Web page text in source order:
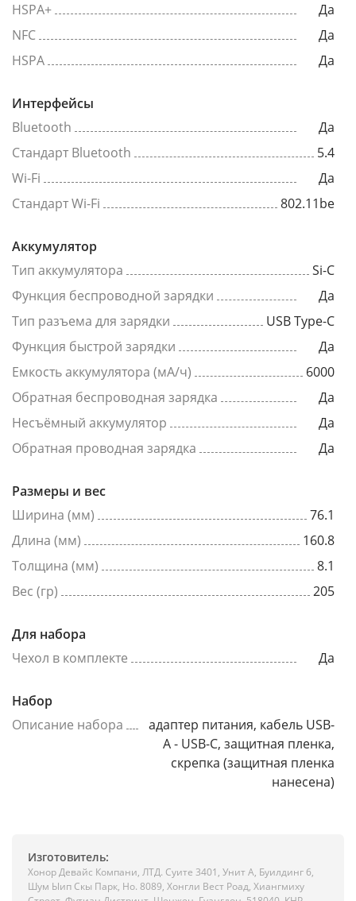
HSPA+
Да
NFC
Да
HSPA
Да
Интерфейсы
Bluetooth
Да
Стандарт Bluetooth
5.4
Wi-Fi
Да
Стандарт Wi-Fi
802.11be
Аккумулятор
Тип аккумулятора
Si-C
Функция беспроводной зарядки
Да
Тип разъема для зарядки
USB Type-C
Функция быстрой зарядки
Да
Емкость аккумулятора (мА/ч)
6000
Обратная беспроводная зарядка
Да
Несъёмный аккумулятор
Да
Обратная проводная зарядка
Да
Размеры и вес
Ширина (мм)
76.1
Длина (мм)
160.8
Толщина (мм)
8.1
Вес (гр)
205
Для набора
Чехол в комплекте
Да
Набор
Описание набора
адаптер питания, кабель USB-
A - USB-C, защитная пленка,
скрепка (защитная пленка
нанесена)
Изготовитель:
Хонор Девайс Компани, ЛТД. Суите 3401, Унит A, Буилдинг 6,
Шум Ыип Скы Парк, Но. 8089, Хонгли Вест Роад, Xиангмиху